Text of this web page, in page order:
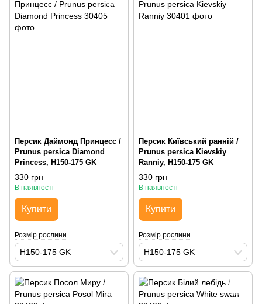
Персик Даймонд Принцесс /
Prunus persica Diamond
Princess, H150-175 GK
330 грн
В наявності
Купити
Розмір рослини
H150-175 GK
Персик Київський ранній /
Prunus persica Kievskiy
Ranniy, H150-175 GK
330 грн
В наявності
Купити
Розмір рослини
H150-175 GK